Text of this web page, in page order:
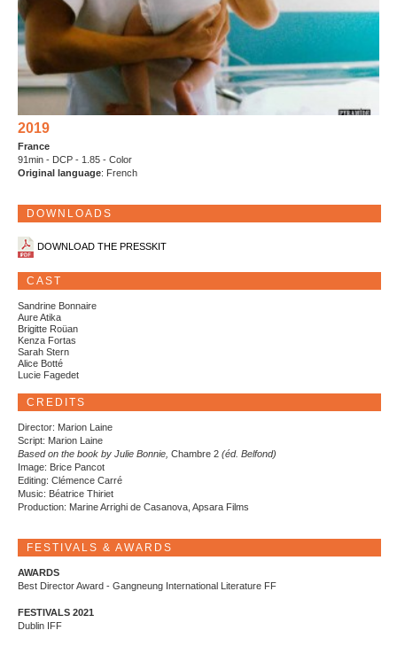
2019
France
91min - DCP - 1.85 - Color
Original language: French
DOWNLOADS
DOWNLOAD THE PRESSKIT
CAST
Sandrine Bonnaire
Aure Atika
Brigitte Roüan
Kenza Fortas
Sarah Stern
Alice Botté
Lucie Fagedet
CREDITS
Director: Marion Laine
Script: Marion Laine
Based on the book by Julie Bonnie, Chambre 2 (éd. Belfond)
Image: Brice Pancot
Editing: Clémence Carré
Music: Béatrice Thiriet
Production: Marine Arrighi de Casanova, Apsara Films
FESTIVALS & AWARDS
AWARDS
Best Director Award - Gangneung International Literature FF
FESTIVALS 2021
Dublin IFF